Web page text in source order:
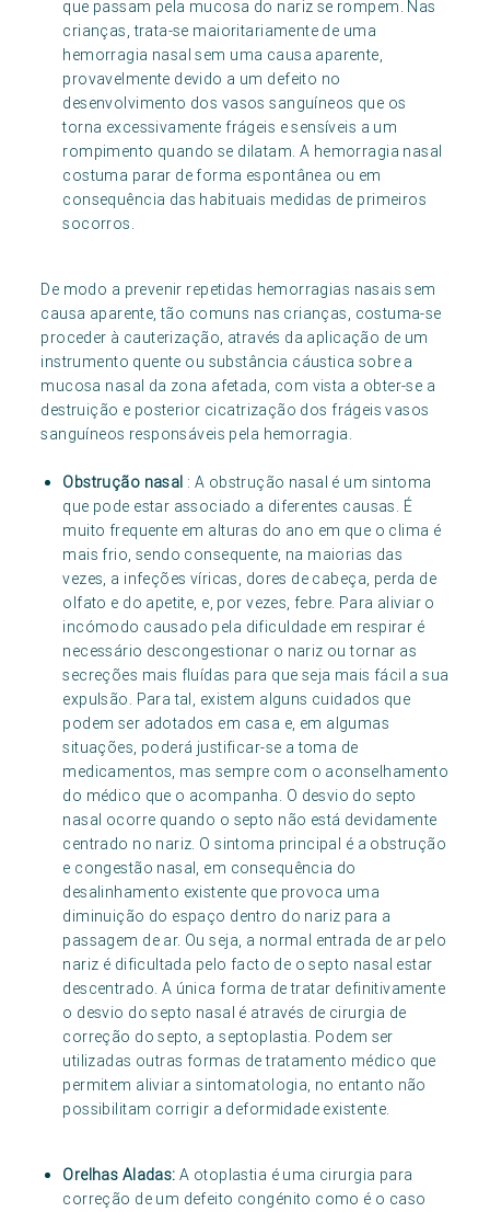
que passam pela mucosa do nariz se rompem. Nas
crianças, trata-se maioritariamente de uma
hemorragia nasal sem uma causa aparente,
provavelmente devido a um defeito no
desenvolvimento dos vasos sanguíneos que os
torna excessivamente frágeis e sensíveis a um
rompimento quando se dilatam. A hemorragia nasal
costuma parar de forma espontânea ou em
consequência das habituais medidas de primeiros
socorros.
De modo a prevenir repetidas hemorragias nasais sem
causa aparente, tão comuns nas crianças, costuma-se
proceder à cauterização, através da aplicação de um
instrumento quente ou substância cáustica sobre a
mucosa nasal da zona afetada, com vista a obter-se a
destruição e posterior cicatrização dos frágeis vasos
sanguíneos responsáveis pela hemorragia.
Obstrução nasal : A obstrução nasal é um sintoma
que pode estar associado a diferentes causas. É
muito frequente em alturas do ano em que o clima é
mais frio, sendo consequente, na maiorias das
vezes, a infeções víricas, dores de cabeça, perda de
olfato e do apetite, e, por vezes, febre. Para aliviar o
incómodo causado pela dificuldade em respirar é
necessário descongestionar o nariz ou tornar as
secreções mais fluídas para que seja mais fácil a sua
expulsão. Para tal, existem alguns cuidados que
podem ser adotados em casa e, em algumas
situações, poderá justificar-se a toma de
medicamentos, mas sempre com o aconselhamento
do médico que o acompanha. O desvio do septo
nasal ocorre quando o septo não está devidamente
centrado no nariz. O sintoma principal é a obstrução
e congestão nasal, em consequência do
desalinhamento existente que provoca uma
diminuição do espaço dentro do nariz para a
passagem de ar. Ou seja, a normal entrada de ar pelo
nariz é dificultada pelo facto de o septo nasal estar
descentrado. A única forma de tratar definitivamente
o desvio do septo nasal é através de cirurgia de
correção do septo, a septoplastia. Podem ser
utilizadas outras formas de tratamento médico que
permitem aliviar a sintomatologia, no entanto não
possibilitam corrigir a deformidade existente.
Orelhas Aladas: A otoplastia é uma cirurgia para
correção de um defeito congénito como é o caso